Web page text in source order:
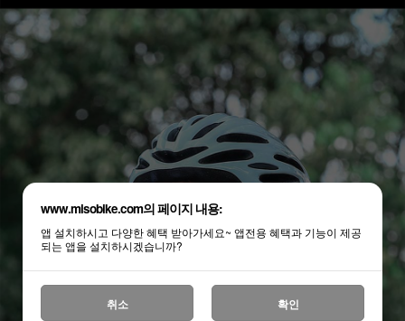
www.misobike.com의 페이지 내용:
앱 설치하시고 다양한 혜택 받아가세요~ 앱전용 혜택과 기능이 제공
되는 앱을 설치하시겠습니까?
취소 확인